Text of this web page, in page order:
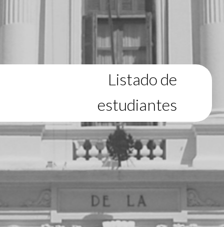
Listado de
estudiantes